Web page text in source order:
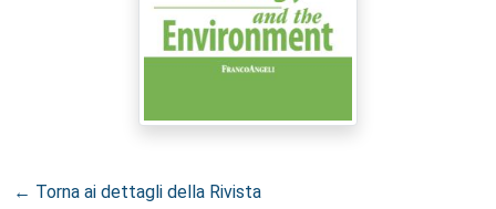
← Torna ai dettagli della Rivista